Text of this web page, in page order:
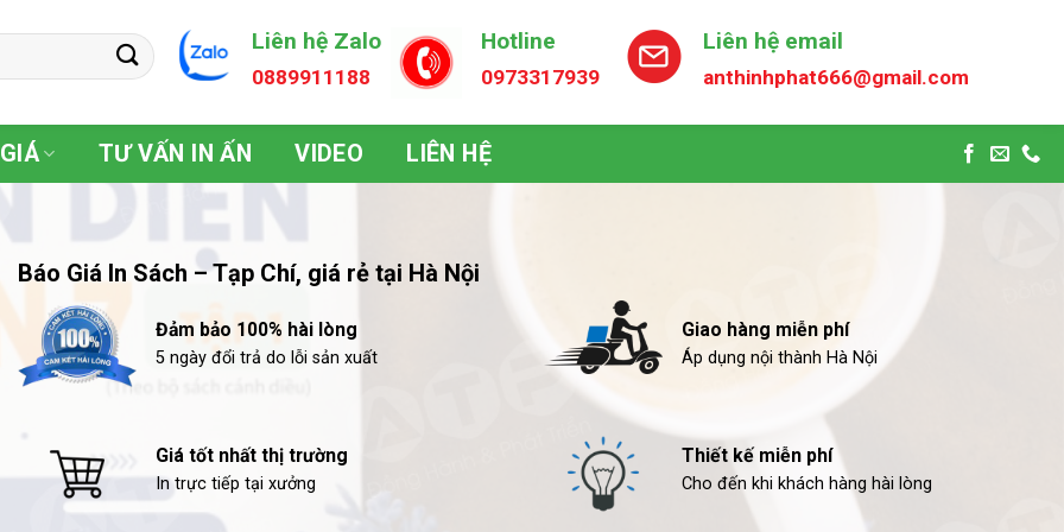
Liên hệ Zalo
0889911188
Hotline
0973317939
Liên hệ email
anthinhphat666@gmail.com
TƯ VẤN IN ẤN VIDEO LIÊN HỆ
Báo Giá In Sách – Tạp Chí, giá rẻ tại Hà Nội
Đảm bảo 100% hài lòng
5 ngày đổi trả do lỗi sản xuất
Giao hàng miễn phí
Áp dụng nội thành Hà Nội
Giá tốt nhất thị trường
In trực tiếp tại xưởng
Thiết kế miễn phí
Cho đến khi khách hàng hài lòng